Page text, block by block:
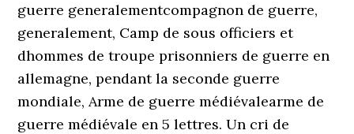
guerre generalementcompagnon de guerre,
generalement, Camp de sous officiers et
dhommes de troupe prisonniers de guerre en
allemagne, pendant la seconde guerre
mondiale, Arme de guerre médiévalearme de
guerre médiévale en 5 lettres. Un cri de